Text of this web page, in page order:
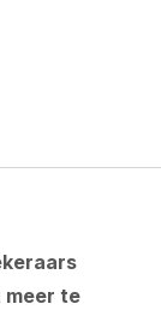
meer te